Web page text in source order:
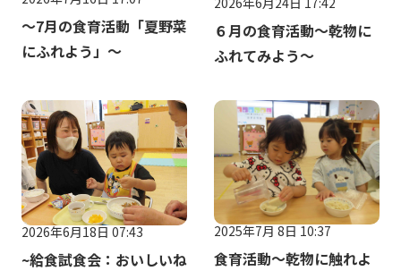
～7月の食育活動「夏野菜
にふれよう」～
６月の食育活動～乾物に
ふれてみよう～
2026年6月18日 07:43
~給食試食会：おいしいね
2025年7月 8日 10:37
食育活動～乾物に触れよ